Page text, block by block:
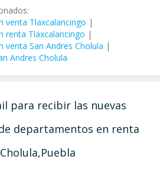
venta Tlaxcalancingo |
renta Tlaxcalancingo |
venta San Andres Cholula |
Andres Cholula
para recibir las nuevas
departamentos en renta